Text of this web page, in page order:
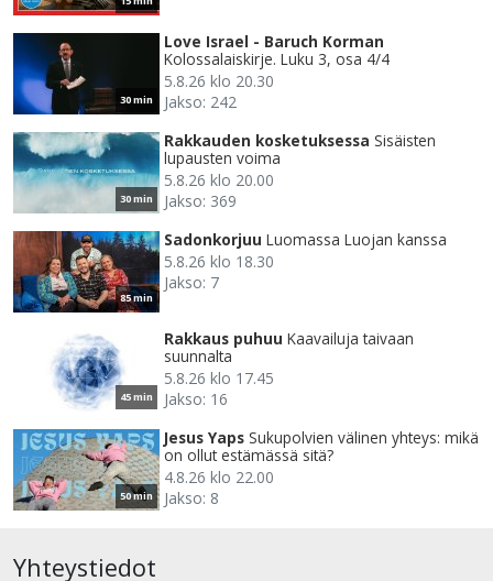
30 min
Love Israel - Baruch Korman
Kolossalaiskirje. Luku 3, osa 4/4
5.8.26 klo 20.30
Jakso: 242
30 min
Rakkauden kosketuksessa Sisäisten
lupausten voima
5.8.26 klo 20.00
Jakso: 369
85 min
Sadonkorjuu Luomassa Luojan kanssa
5.8.26 klo 18.30
Jakso: 7
45 min
Rakkaus puhuu Kaavailuja taivaan
suunnalta
5.8.26 klo 17.45
Jakso: 16
50 min
Jesus Yaps Sukupolvien välinen yhteys: mikä
on ollut estämässä sitä?
4.8.26 klo 22.00
Jakso: 8
Yhteystiedot